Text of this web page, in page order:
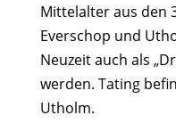
Mittelalter aus den
Everschop und
Neuzeit auch als
werden. Tating
Utholm.